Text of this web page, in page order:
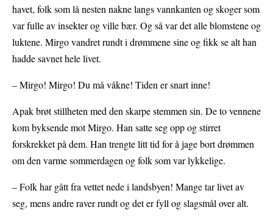
havet, folk som lå nesten nakne langs vannkanten og skoger som
var fulle av insekter og ville bær. Og så var det alle blomstene og
luktene. Mirgo vandret rundt i drømmene sine og fikk se alt han
hadde savnet hele livet.
– Mirgo! Mirgo! Du må våkne! Tiden er snart inne!
Apak brøt stillheten med den skarpe stemmen sin. De to vennene
kom byksende mot Mirgo. Han satte seg opp og stirret
forskrekket på dem. Han trengte litt tid for å jage bort drømmen
om den varme sommerdagen og folk som var lykkelige.
– Folk har gått fra vettet nede i landsbyen! Mange tar livet av
seg, mens andre raver rundt og det er fyll og slagsmål over alt.